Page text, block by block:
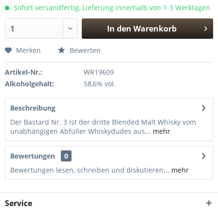
Sofort versandfertig, Lieferung innerhalb von 1-3 Werktagen
In den Warenkorb
Merken Bewerten
Artikel-Nr.:
WR19609
Alkoholgehalt:
58,6% vol.
Beschreibung
Der Bastard Nr. 3 ist der dritte Blended Malt Whisky vom
unabhängigen Abfüller Whiskydudes aus... mehr
Bewertungen
0
Bewertungen lesen, schreiben und diskutieren... mehr
Service